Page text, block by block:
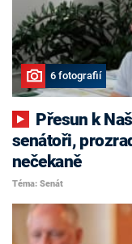
6 fotografií
senátoři,
nečekaně
Téma: Senát